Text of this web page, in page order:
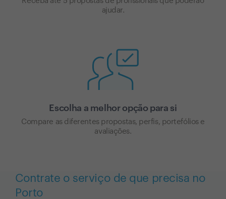
ajudar.
Escolha a melhor opção para si
Compare as diferentes propostas, perfis, portefólios e
avaliações.
Contrate o serviço de que precisa no
Porto